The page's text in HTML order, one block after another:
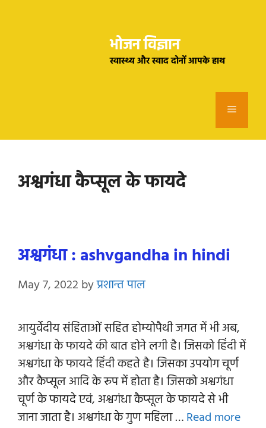
भोजन विज्ञान
स्वास्थ्य और स्वाद दोनों आपके हाथ
Menu
अश्वगंधा कैप्सूल के फायदे
अश्वगंधा : ashvgandha in hindi
May 7, 2022 byप्रशान्त पाल
आयुर्वेदीय संहिताओं सहित होम्योपैथी जगत में भी अब,
अश्वगंधा के फायदे की बात होने लगी है। जिसको हिंदी में
अश्वगंधा के फायदे हिंदी कहते है। जिसका उपयोग चूर्ण
और कैप्सूल आदि के रूप में होता है। जिसको अश्वगंधा
चूर्ण के फायदे एवं, अश्वगंधा कैप्सूल के फायदे से भी
जाना जाता है। अश्वगंधा के गुण महिला …Read more